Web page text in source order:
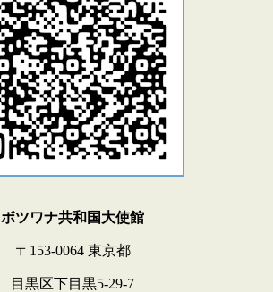
ボツワナ共和国大使館
〒153-0064 東京都
目黒区下目黒5-29-7